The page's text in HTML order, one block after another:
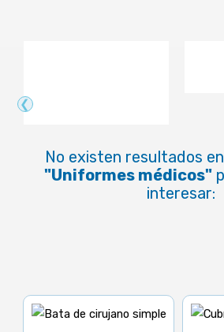
❮
No existen resultados
"Uniformes médicos"
interesar: